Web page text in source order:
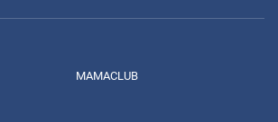
MAMACLUB